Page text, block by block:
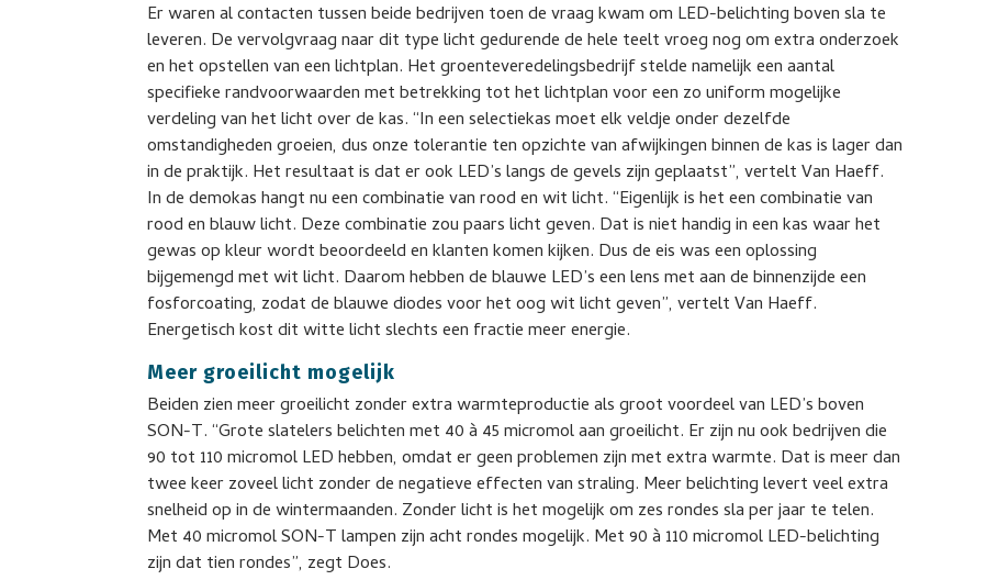
Er waren al contacten tussen beide bedrijven toen de vraag kwam om LED-belichting boven sla te
leveren. De vervolgvraag naar dit type licht gedurende de hele teelt vroeg nog om extra onderzoek
en het opstellen van een lichtplan. Het groenteveredelingsbedrijf stelde namelijk een aantal
specifieke randvoorwaarden met betrekking tot het lichtplan voor een zo uniform mogelijke
verdeling van het licht over de kas. “In een selectiekas moet elk veldje onder dezelfde
omstandigheden groeien, dus onze tolerantie ten opzichte van afwijkingen binnen de kas is lager dan
in de praktijk. Het resultaat is dat er ook LED’s langs de gevels zijn geplaatst”, vertelt Van Haeff.
In de demokas hangt nu een combinatie van rood en wit licht. “Eigenlijk is het een combinatie van
rood en blauw licht. Deze combinatie zou paars licht geven. Dat is niet handig in een kas waar het
gewas op kleur wordt beoordeeld en klanten komen kijken. Dus de eis was een oplossing
bijgemengd met wit licht. Daarom hebben de blauwe LED’s een lens met aan de binnenzijde een
fosforcoating, zodat de blauwe diodes voor het oog wit licht geven”, vertelt Van Haeff.
Energetisch kost dit witte licht slechts een fractie meer energie.
Meer groeilicht mogelijk
Beiden zien meer groeilicht zonder extra warmteproductie als groot voordeel van LED’s boven
SON-T. “Grote slatelers belichten met 40 à 45 micromol aan groeilicht. Er zijn nu ook bedrijven die
90 tot 110 micromol LED hebben, omdat er geen problemen zijn met extra warmte. Dat is meer dan
twee keer zoveel licht zonder de negatieve effecten van straling. Meer belichting levert veel extra
snelheid op in de wintermaanden. Zonder licht is het mogelijk om zes rondes sla per jaar te telen.
Met 40 micromol SON-T lampen zijn acht rondes mogelijk. Met 90 à 110 micromol LED-belichting
zijn dat tien rondes”, zegt Does.